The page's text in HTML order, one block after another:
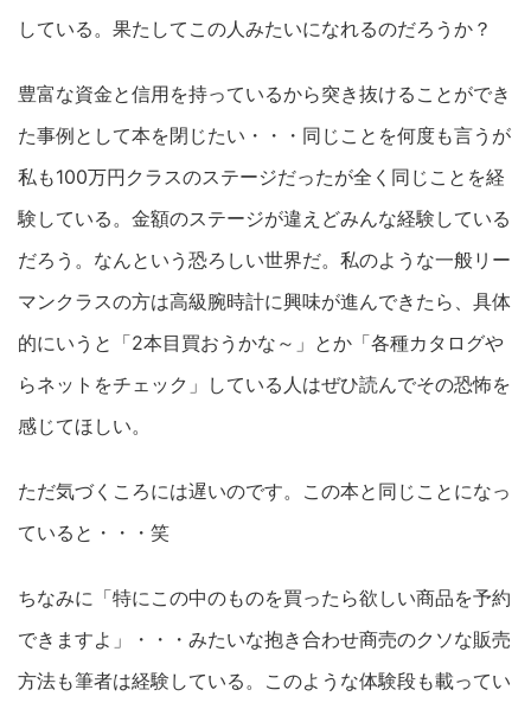
している。果たしてこの人みたいになれるのだろうか？
豊富な資金と信用を持っているから突き抜けることができ
た事例として本を閉じたい・・・同じことを何度も言うが
私も100万円クラスのステージだったが全く同じことを経
験している。金額のステージが違えどみんな経験している
だろう。なんという恐ろしい世界だ。私のような一般リー
マンクラスの方は高級腕時計に興味が進んできたら、具体
的にいうと「2本目買おうかな～」とか「各種カタログや
らネットをチェック」している人はぜひ読んでその恐怖を
感じてほしい。
ただ気づくころには遅いのです。この本と同じことになっ
ていると・・・笑
ちなみに「特にこの中のものを買ったら欲しい商品を予約
できますよ」・・・みたいな抱き合わせ商売のクソな販売
方法も筆者は経験している。このような体験段も載ってい